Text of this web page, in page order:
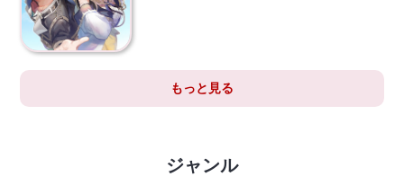
もっと見る
ジャンル